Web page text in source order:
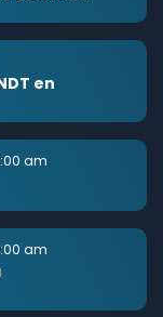
en
am
am